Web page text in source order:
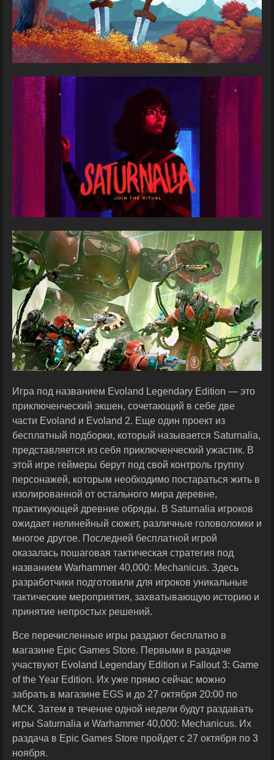
Игра под названием Evoland Legendary Edition — это
приключенческий экшен, сочетающий в себе две
части Evoland и Evoland 2. Еще один проект из
бесплатный подборки, который называется Saturnalia,
представляется из себя приключенческий ужастик. В
этой игре геймеры берут под свой контроль группу
персонажей, которым необходимо постараться жить в
изолированной от остального мира деревне,
практикующей древние обряды. В Saturnalia игроков
ожидает нелинейный сюжет, различные головоломки и
многое другое. Последней бесплатной игрой
оказалась пошаговая тактическая стратегия под
названием Warhammer 40,000: Mechanicus. Здесь
разработчики подготовили для игроков уникальные
тактические мероприятия, захватывающую историю и
принятие непростых решений.
Все перечисленные игры раздают бесплатно в
магазине Epic Games Store. Первыми в раздаче
участвуют Evoland Legendary Edition и Fallout 3: Game
of the Year Edition. Их уже прямо сейчас можно
забрать в магазине EGS и до 27 октября 20:00 по
МСК. Затем в течение одной недели будут раздавать
игры Saturnalia и Warhammer 40,000: Mechanicus. Их
раздача в Epic Games Store пройдет с 27 октября по 3
ноября.